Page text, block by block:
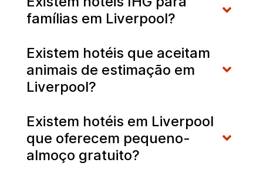
famílias em Liverpool?
Existem hotéis que aceitam
animais de estimação em
Liverpool?
Existem hotéis em Liverpool
que oferecem pequeno-
almoço gratuito?